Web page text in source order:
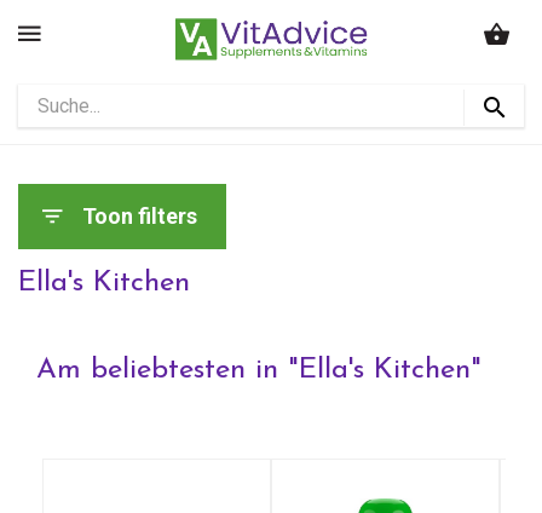
Toon filters
Ella's Kitchen
Am beliebtesten in "Ella's Kitchen"